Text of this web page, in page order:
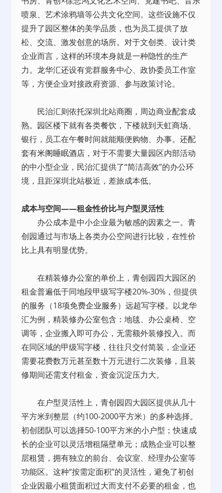
喷泉、艺术涂鸦墙等公共文化空间。这些设施不仅
提升了园区整体的美学品质，也为员工提供了放
松、交流、激发创意的场所。对于文创类、设计类
企业而言，这样的环境本身就是一种隐性的生产
力。龙华汇还设有党群服务中心、政协委员工作室
等，方便企业对接政府资源、参与政策讨论。
民治汇则依托深圳北站商圈，周边商业配套成
熟。园区楼下就有各类餐饮，下楼就到天虹商场、
银行，员工在午餐时间就能顺便购物、办事。还配
套有米阁睡眠酒店 ，对于不需要大量园区内部活动
的中小型企业，民治汇提供了“简洁高效”的办公环
境，且距深圳北站极近，差旅成本低。
成本与空间——租金性价比与户型灵活性
办公成本是中小企业最为敏感的因素之一。青
创园通过与市场上各类办公空间进行比较，在性价
比上具有明显优势。
在精装修办公室的单价上，青创园四大园区的
租金普遍低于同地段甲级写字楼20%-30%，但提供
的服务（18项免费企业服务）远超写字楼。以龙华
汇为例，精装修办公室包含：地毯、办公桌椅、空
调等，企业搬入即可办公，无需额外装修投入。而
在同区域的甲级写字楼，往往只交付简装，企业还
需要花费数万元甚至数十万元进行二次装修，且装
修期间还需支付租金，资金沉淀压力大。
在户型灵活性上，青创园四大园区提供从几十
平方米到整层（约100-2000平方米）的多种选择。
初创团队可以选择50-100平方米的小户型；快速成
长的企业可以灵活增租隔壁单元；成熟企业可以整
层租赁 ，拥有独立的前台、会议室、经理办公室等
功能区。这种“按需定面积”的灵活性，避免了初创
企业因最小租赁面积过大而支付不必要的租金，也